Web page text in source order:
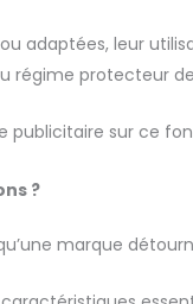
adaptées, leur
régime protecteur
publicitaire sur ce
?
marque